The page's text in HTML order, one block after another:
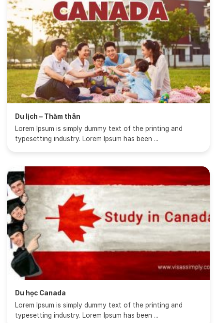
Du lịch – Thăm thân
Lorem Ipsum is simply dummy text of the printing and
typesetting industry. Lorem Ipsum has been ...
Du học Canada
Lorem Ipsum is simply dummy text of the printing and
typesetting industry. Lorem Ipsum has been ...